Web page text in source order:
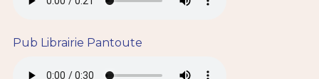
Pub Librairie Pantoute